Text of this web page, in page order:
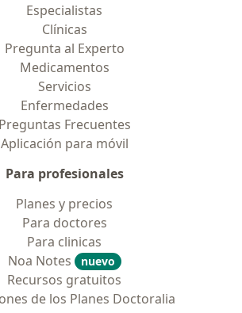
Especialistas
Clínicas
Pregunta al Experto
Medicamentos
Servicios
Enfermedades
Preguntas Frecuentes
Aplicación para móvil
Para profesionales
Planes y precios
Para doctores
Para clinicas
Noa Notes
nuevo
Recursos gratuitos
de los Planes Doctoralia